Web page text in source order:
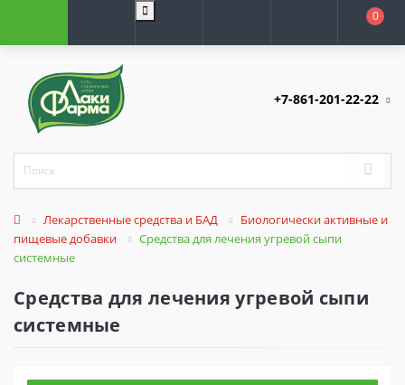
0
+7-861-201-22-22
Лекарственные средства и БАД
Биологически активные и
пищевые добавки
Средства для лечения угревой сыпи
системные
Средства для лечения угревой сыпи
системные